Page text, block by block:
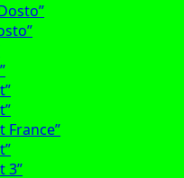
France”
3”